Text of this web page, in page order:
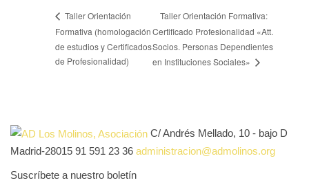
Taller Orientación
Formativa (homologación
de estudios y Certificados
de Profesionalidad)
Taller Orientación Formativa:
Certificado Profesionalidad «Att.
Socios. Personas Dependientes
en Instituciones Sociales»
C/ Andrés Mellado, 10 - bajo D
Madrid-28015 91 591 23 36 administracion@admolinos.org
Suscríbete a nuestro boletín